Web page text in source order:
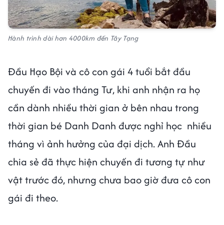
Hành trình dài hơn 4000km đến Tây Tạng
Đầu Hạo Bội và cô con gái 4 tuổi bắt đầu
chuyến đi vào tháng Tư, khi anh nhận ra họ
cần dành nhiều thời gian ở bên nhau trong
thời gian bé Danh Danh được nghỉ học nhiều
tháng vì ảnh hưởng của đại dịch. Anh Đầu
chia sẻ đã thực hiện chuyến đi tương tự như
vật trước đó, nhưng chưa bao giờ đưa cô con
gái đi theo.